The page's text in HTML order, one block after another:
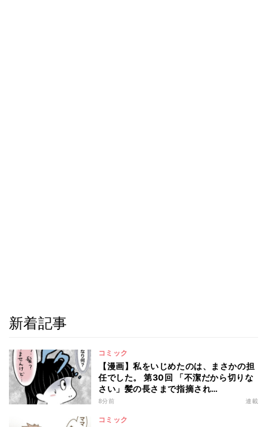
新着記事
コミック
【漫画】私をいじめたのは、まさかの担
任でした。 第30回 「不潔だから切りな
さい」髪の長さまで指摘され…
8分前 連載
コミック